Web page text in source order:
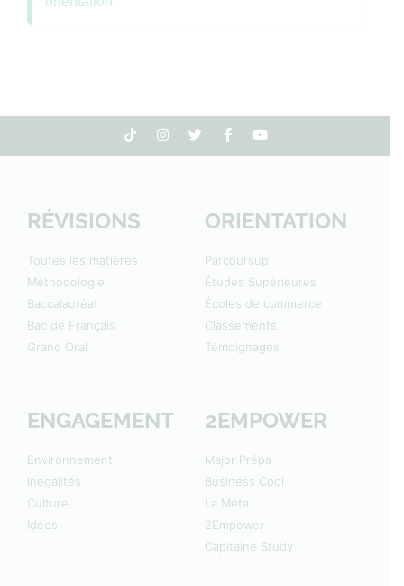
RÉVISIONS
Toutes les matières
Méthodologie
Baccalauréat
Bac de Français
Grand Oral
ORIENTATION
Parcoursup
Études Supérieures
Écoles de commerce
Classements
Témoignages
ENGAGEMENT
Environnement
Inégalités
Culture
Idées
2EMPOWER
Major Prépa
Business Cool
La Méta
2Empower
Capitaine Study